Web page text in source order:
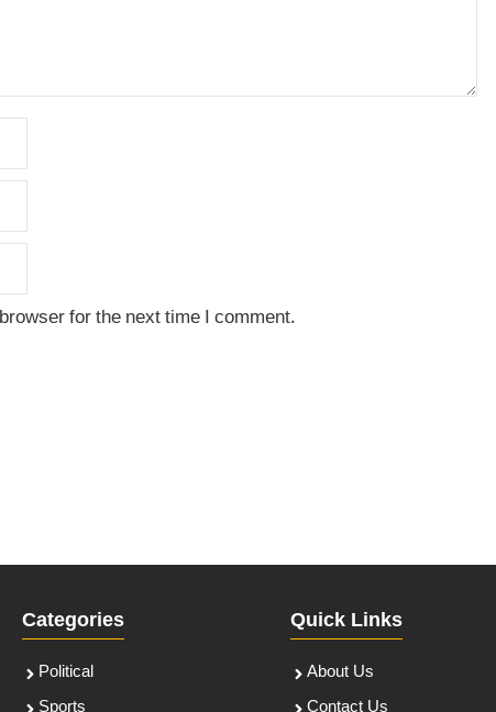
for the next time I comment.
Categories
Political
Quick Links
About Us